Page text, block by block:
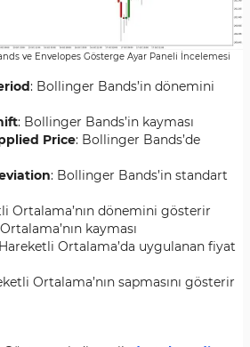
ve Envelopes Gösterge Ayar Paneli İncelemesi
: Bollinger Bands’in dönemini
: Bollinger Bands’in kayması
Price: Bollinger Bands’de
: Bollinger Bands’in standart
Ortalama’nın dönemini gösterir
kayması
Ortalama’da uygulanan fiyat
Ortalama’nın sapmasını gösterir